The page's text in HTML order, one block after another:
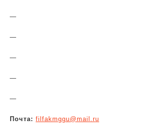
—
—
—
—
—
Почта: filfakmggu@mail.ru